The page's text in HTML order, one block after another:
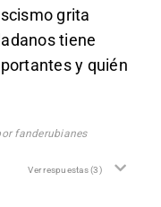
grita
tiene
y quién
fanderubianes
Ver respuestas(3)